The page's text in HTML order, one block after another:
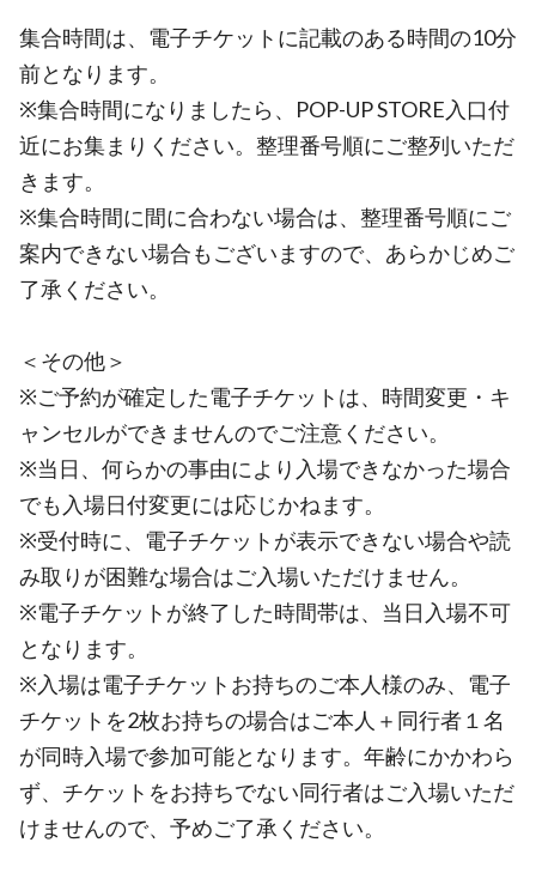
集合時間は、電子チケットに記載のある時間の10分
前となります。
※集合時間になりましたら、POP-UP STORE入口付
近にお集まりください。整理番号順にご整列いただ
きます。
※集合時間に間に合わない場合は、整理番号順にご
案内できない場合もございますので、あらかじめご
了承ください。
＜その他＞
※ご予約が確定した電子チケットは、時間変更・キ
ャンセルができませんのでご注意ください。
※当日、何らかの事由により入場できなかった場合
でも入場日付変更には応じかねます。
※受付時に、電子チケットが表示できない場合や読
み取りが困難な場合はご入場いただけません。
※電子チケットが終了した時間帯は、当日入場不可
となります。
※入場は電子チケットお持ちのご本人様のみ、電子
チケットを2枚お持ちの場合はご本人＋同行者１名
が同時入場で参加可能となります。年齢にかかわら
ず、チケットをお持ちでない同行者はご入場いただ
けませんので、予めご了承ください。